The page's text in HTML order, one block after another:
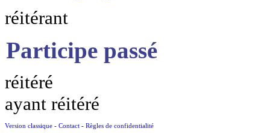
réitérant
Participe passé
réitéré
ayant réitéré
Version classique - Contact - Règles de confidentialité